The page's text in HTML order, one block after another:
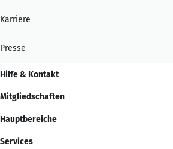
Karriere
Presse
Hilfe & Kontakt
Mitgliedschaften
Hauptbereiche
Services